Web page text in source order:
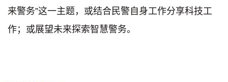
来警务”这一主题，或结合民警自身工作分享科技工
作；或展望未来探索智慧警务。